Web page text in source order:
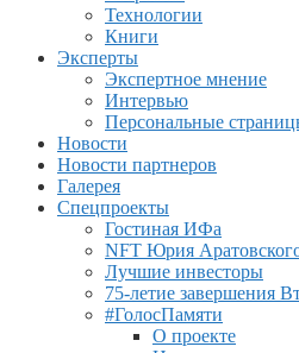
Технологии
Книги
Эксперты
Экспертное мнение
Интервью
Персональные
Новости
Новости партнеров
Галерея
Спецпроекты
Гостиная ИФа
NFT Юрия
Лучшие инвесторы
75-летие завершения
#ГолосПамяти
О проекте